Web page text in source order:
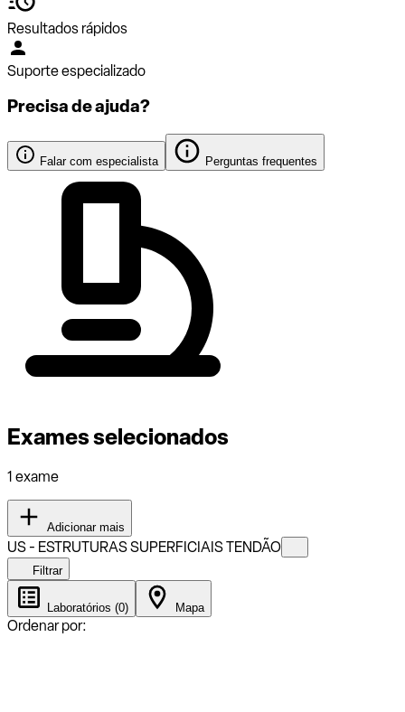
Resultados rápidos
Suporte especializado
Precisa de ajuda?
Falar com especialista Perguntas frequentes
Exames selecionados
1 exame
Adicionar mais
US - ESTRUTURAS SUPERFICIAIS TENDÃO
Filtrar
Laboratórios (0) Mapa
Ordenar por: